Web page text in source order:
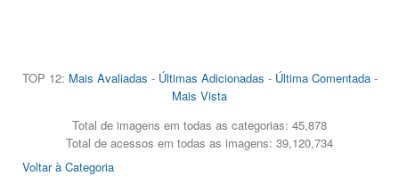
TOP 12: Mais Avaliadas - Últimas Adicionadas - Última Comentada-
Mais Vista
Total de imagens em todas as categorias: 45,878
Total de acessos em todas as imagens: 39,120,734
Voltar à Categoria